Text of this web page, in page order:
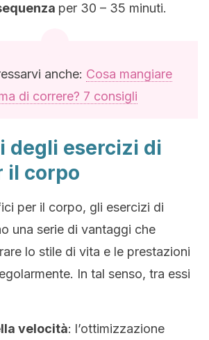
per 30 – 35 minuti.
anche: Cosa mangiare
di correre? 7 consigli
degli esercizi di
il corpo
per il corpo, gli esercizi di
una serie di vantaggi che
lo stile di vita e le prestazioni
In tal senso, tra essi
velocità: l’ottimizzazione